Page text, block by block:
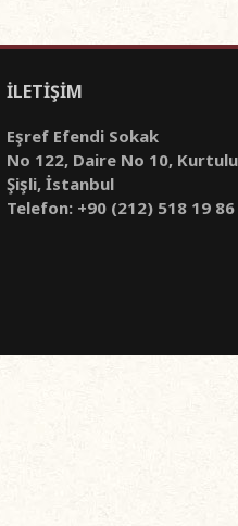
İLETİŞİM
Eşref Efendi Sokak
No 122, Daire No 10,
Şişli, İstanbul
Telefon: +90 (212) 518 19 86